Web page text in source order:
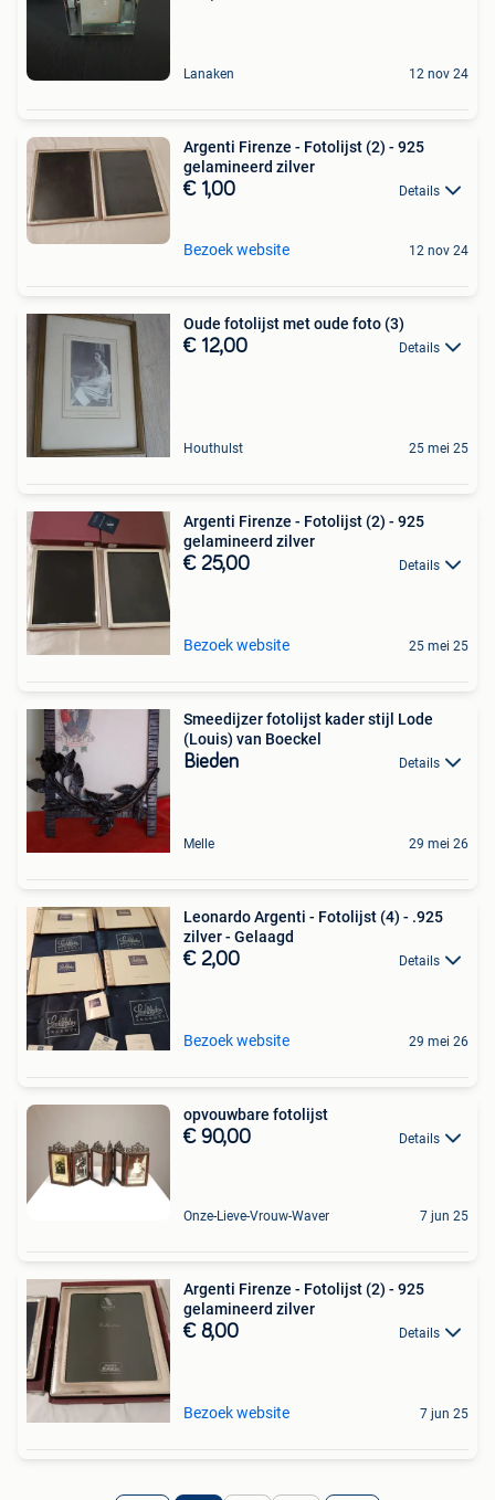
Lanaken 12 nov 24
Argenti Firenze - Fotolijst (2) - 925
gelamineerd zilver
€ 1,00 Details
Bezoek website 12 nov 24
Oude fotolijst met oude foto (3)
€ 12,00 Details
Houthulst 25 mei 25
Argenti Firenze - Fotolijst (2) - 925
gelamineerd zilver
€ 25,00 Details
Bezoek website 25 mei 25
Smeedijzer fotolijst kader stijl Lode
(Louis) van Boeckel
Bieden Details
Melle 29 mei 26
Leonardo Argenti - Fotolijst (4) - .925
zilver - Gelaagd
€ 2,00 Details
Bezoek website 29 mei 26
opvouwbare fotolijst
€ 90,00 Details
Onze-Lieve-Vrouw-Waver 7 jun 25
Argenti Firenze - Fotolijst (2) - 925
gelamineerd zilver
€ 8,00 Details
Bezoek website 7 jun 25